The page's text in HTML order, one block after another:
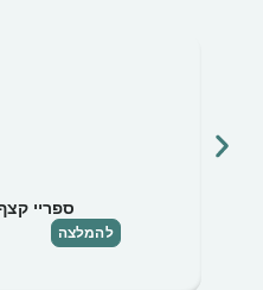
ספריי
להמלצה